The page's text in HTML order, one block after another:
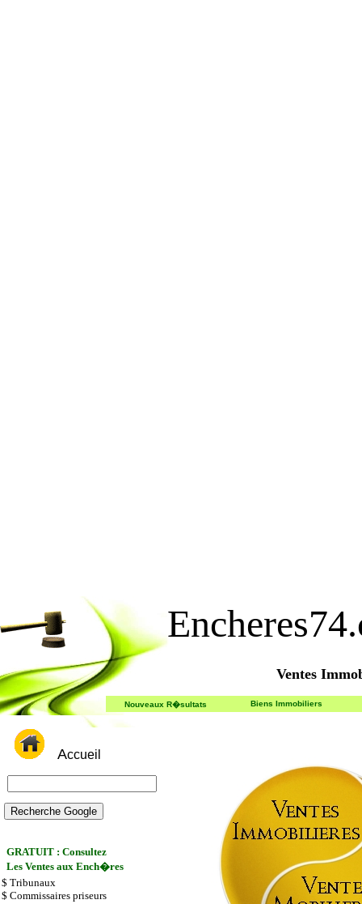
Ventes
Nouveaux R�sultats Biens Immobiliers
Accueil
GRATUIT : Consultez
Les Ventes aux Ench�res
$ Tribunaux
$ Commissaires priseurs